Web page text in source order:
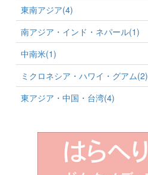
東南アジア(4)
南アジア・インド・ネパール(1)
中南米(1)
ミクロネシア・ハワイ・グアム(2)
東アジア・中国・台湾(4)